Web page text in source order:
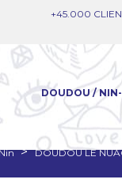
+45.000
DOUDOU /
DOUDOU LE